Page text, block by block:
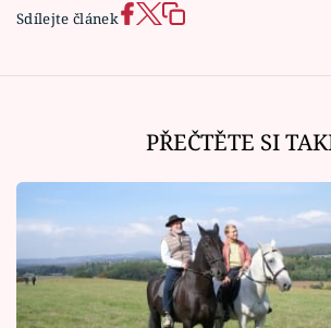
Sdílejte článek
PŘEČTĚTE SI